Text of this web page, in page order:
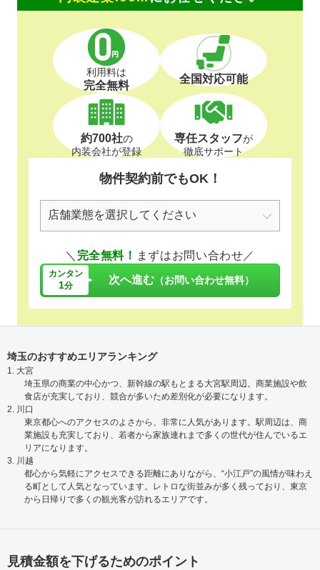
利用料は
完全無料 全国対応可能
約700社の
内装会社が登録
専任スタッフが
徹底サポート
物件契約前でもOK！
＼ 完全無料！ まずはお問い合わせ／
カンタン
1分 次へ進む （お問い合わせ無料）
埼玉のおすすめエリアランキング
1. 大宮
埼玉県の商業の中心かつ、新幹線の駅もとまる大宮駅周辺。商業施設や飲
食店が充実しており、競合が多いため差別化が必要になります。
2. 川口
東京都心へのアクセスのよさから、非常に人気があります。駅周辺は、商
業施設も充実しており、若者から家族連れまで多くの世代が住んでいるエ
リアになります。
3. 川越
都心から気軽にアクセスできる距離にありながら、“小江戸”の風情が味わえ
る町として人気となっています。レトロな街並みが多く残っており、東京
から日帰りで多くの観光客が訪れるエリアです。
見積金額を下げるためのポイント